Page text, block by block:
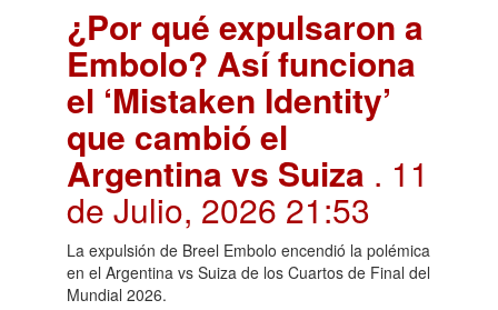
¿Por qué expulsaron a
Embolo? Así funciona
el ‘Mistaken Identity’
que cambió el
Argentina vs Suiza . 11
de Julio, 2026 21:53
La expulsión de Breel Embolo encendió la polémica
en el Argentina vs Suiza de los Cuartos de Final del
Mundial 2026.